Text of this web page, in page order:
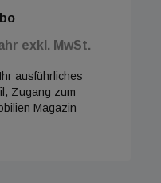
exkl. MwSt.
ausführliches
Zugang zum
Magazin